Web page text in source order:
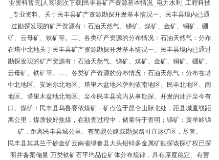
业资料暂无|人阅读|次下载|民丰县矿产资源基本情况_电力水利_工程科技
_专业资料。关于民丰县矿产资源勘探开发基本情况一、民丰县境内已通
过勘探发现的矿产资源有：石油天然气、锑矿、煤矿、金矿、铜矿、硼
矿、云母矿、铁矿等。二、各类矿产资源的分布情况：石油天然气：分布
在塔中北地关于民丰县矿产资源勘探开发基本情况一、民丰县境内已通过
勘探发现的矿产资源有：石油天然气、锑矿、煤矿、金矿、铜矿、硼矿、
云母矿、铁矿等。二、各类矿产资源的分布情况：石油天然气：分布在塔
中北地区、安迪尔北地区、塔里木盆地米萨列依南地区、民丰北地区、南
地区、塔里木盆地北地区、至今民丰县境内从事勘探、开发的油井至今有
口。煤矿：民丰县乌鲁赛依煤矿，矿点位于昆仑山脉北处，距县城直线距
离公里，煤质较好焦煤，在勘查过程中，储量待于查明；锑矿：黄羊岭锑
矿，距离民丰县城公里、有简易公路或勘探路可直达矿区，尽管。
民丰县其其兰干砂金矿云南省绿春县大头铅锌多金属矿勘探该探矿权已探
明并备案储量.万类铁矿石平均品位矿体分布规律，具有厚度稳定、有害